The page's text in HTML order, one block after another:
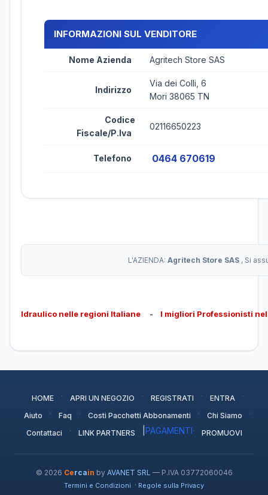
INFORMAZIONI SUL VENDITORE
Nome Azienda Agritech Store SAS
Indirizzo
Via dei Colli, 6
Mori 38065 TN
Codice
Fiscale/P.Iva
02116650223
Telefono 0464 670619
L'AZIENDA: Agritech Store SAS , Si
Idraulico nelle regioni Italiane - I migliori Professionisti
HOME · APRI UN NEGOZIO · REGISTRATI · ENTRA ·
Aiuto · Faq · Costi Pacchetti Abbonamenti · Chi Siamo ·
Contattaci · LINK PARTNERS PAGAMENTI· PROMUOVI
© 2026 Cercain by AVANET SRL — P.IVA 03772060046
Termini e Condizioni · Regole sulla Privacy